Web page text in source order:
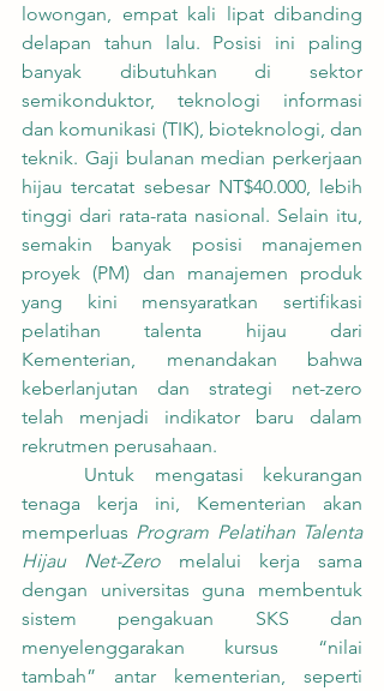
lowongan, empat kali lipat dibanding
delapan tahun lalu. Posisi ini paling
banyak dibutuhkan di sektor
semikonduktor, teknologi informasi
dan komunikasi (TIK), bioteknologi, dan
teknik. Gaji bulanan median perkerjaan
hijau tercatat sebesar NT$40.000, lebih
tinggi dari rata-rata nasional. Selain itu,
semakin banyak posisi manajemen
proyek (PM) dan manajemen produk
yang kini mensyaratkan sertifikasi
pelatihan talenta hijau dari
Kementerian, menandakan bahwa
keberlanjutan dan strategi net-zero
telah menjadi indikator baru dalam
rekrutmen perusahaan.
tenaga kerja ini, Kementerian akan
memperluas Program Pelatihan Talenta
Hijau Net-Zero melalui kerja sama
dengan universitas guna membentuk
sistem pengakuan SKS dan
menyelenggarakan kursus “nilai
tambah” antar kementerian, seperti